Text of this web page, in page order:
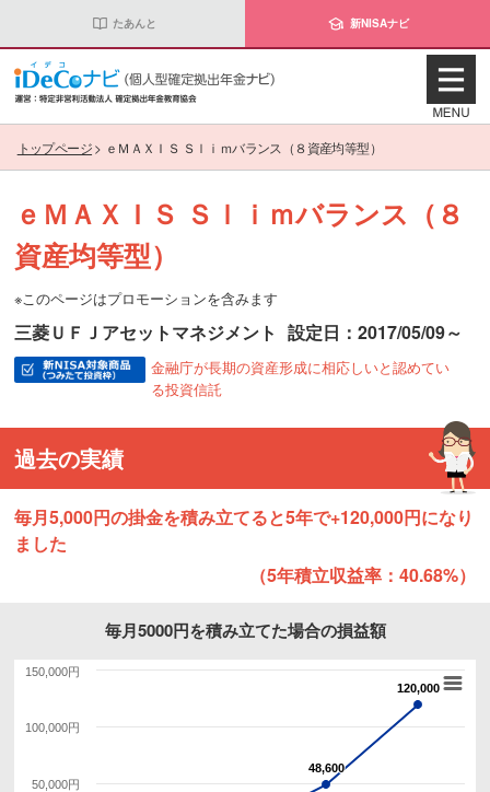
たあんと 新NISAナビ
トップページ> ｅＭＡＸＩＳ Ｓｌｉｍバランス（８資産均等型）
ｅＭＡＸＩＳ Ｓｌｉｍバランス（８
資産均等型）
※このページはプロモーションを含みます
三菱ＵＦＪアセットマネジメント 設定日：2017/05/09～
金融庁が長期の資産形成に相応しいと認めてい
る投資信託
過去の実績
毎月5,000円の掛金を積み立てると5年で+120,000円になり
ました
（5年積立収益率：40.68%）
毎月5000円を積み立てた場合の損益額
48,600
48,600
120,000
120,000
50,000円
100,000円
150,000円